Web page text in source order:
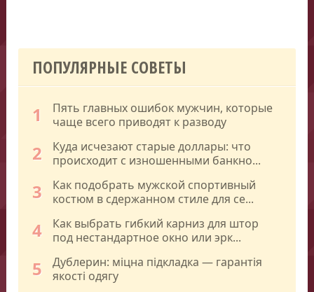
ПОПУЛЯРНЫЕ СОВЕТЫ
1
Пять главных ошибок мужчин, которые
чаще всего приводят к разводу
2
Куда исчезают старые доллары: что
происходит с изношенными банкно...
3
Как подобрать мужской спортивный
костюм в сдержанном стиле для се...
4
Как выбрать гибкий карниз для штор
под нестандартное окно или эрк...
5
Дублерин: міцна підкладка — гарантія
якості одягу